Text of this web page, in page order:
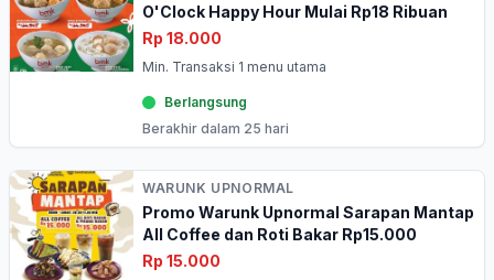
O'Clock Happy Hour Mulai Rp18 Ribuan
Rp 18.000
Min. Transaksi 1 menu utama
Berlangsung
Berakhir dalam 25 hari
WARUNK UPNORMAL
Promo Warunk Upnormal Sarapan Mantap
All Coffee dan Roti Bakar Rp15.000
Rp 15.000